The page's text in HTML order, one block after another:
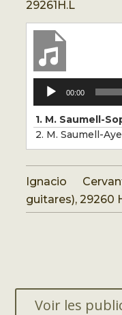
29261H.L
Lecteur
audio
00:00
1. M. Saumell-
2. M. Saumell-
Ignacio
guitares), 29260
Voir les